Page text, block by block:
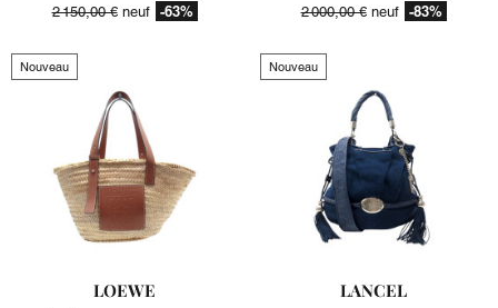
2 150,00 €neuf -63% 2 000,00 €neuf -83%
Nouveau
LOEWE
Nouveau
LANCEL